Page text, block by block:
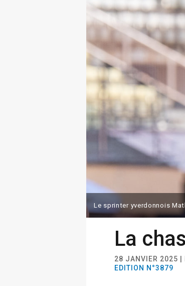
Le sprinter yverdonnois
La
28 JANVIER 2025 |
EDITION N°3879